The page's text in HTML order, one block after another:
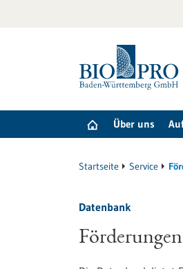
Über uns
Startseite Service
Datenbank
Förderungen